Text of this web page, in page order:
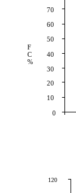
120
0
10
20
30
40
50
60
70
F
C
%